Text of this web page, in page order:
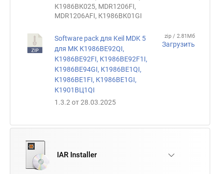
К1986ВК025, MDR1206FI,
MDR1206AFI, К1986ВК01GI
Software pack для Keil MDK 5
для МК К1986ВЕ92QI,
К1986ВЕ92FI, К1986ВЕ92F1I,
К1986ВЕ94GI, К1986ВЕ1QI,
К1986ВЕ1FI, К1986ВЕ1GI,
К1901ВЦ1QI
1.3.2 от 28.03.2025
zip / 2.81Мб
Загрузить
IAR Installer